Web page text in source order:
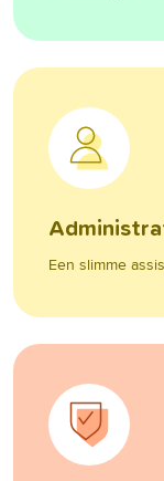
Een slimme